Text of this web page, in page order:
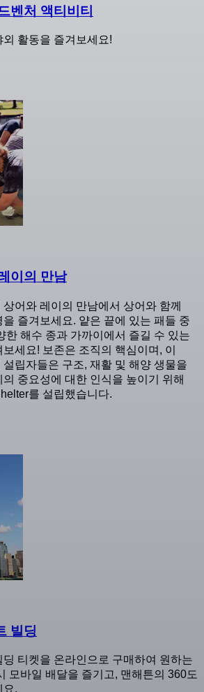
벤처 액티비티
활동을 즐겨보세요!
이의 만남
어와 레이의 만남에서 상어와 함께
즐겨보세요. 얕은 끝에 있는 패들 중
한 해수 종과 가까이에서 즐길 수 있는
세요! 보존은 조직의 핵심이며, 이
립자들은 구조, 재활 및 해양 생물을
중요성에 대한 인식을 높이기 위해
를 설립했습니다.
빌딩
티켓을 온라인으로 구매하여 원하는
모바일 배달을 즐기고, 맨해튼의 360도
요.